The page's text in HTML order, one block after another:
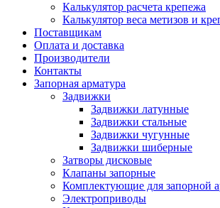
Калькулятор расчета крепежа
Калькулятор веса метизов и
Поставщикам
Оплата и доставка
Производители
Контакты
Запорная арматура
Задвижки
Задвижки латунные
Задвижки стальные
Задвижки чугунные
Задвижки шиберные
Затворы дисковые
Клапаны запорные
Комплектующие для запорной
Электроприводы